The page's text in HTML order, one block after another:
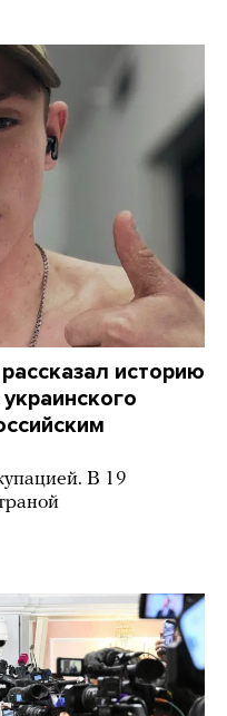
историю
В 19